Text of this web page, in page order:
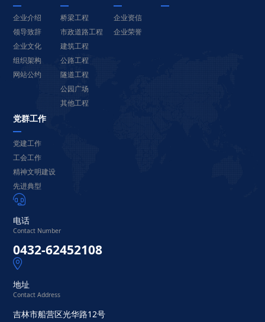
企业介绍
领导致辞
企业文化
组织架构
网站公约
桥梁工程
市政道路工程
建筑工程
公路工程
隧道工程
公园广场
其他工程
企业资信
企业荣誉
党群工作
党建工作
工会工作
精神文明建设
先进典型

电话
Contact Number
0432-62452108

地址
Contact Address
吉林市船营区光华路12号